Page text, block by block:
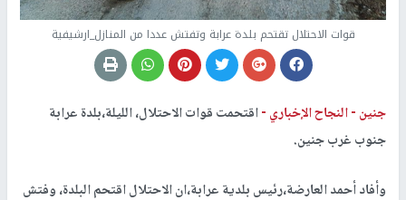
قوات الاحتلال تقتحم بلدة عرابة وتفتش عددا من المنازل_ارشيفية
جنين -النجاح الإخباري -اقتحمت قوات الاحتلال، الليلة،بلدة عرابة
جنوب غرب جنين.
وأفاد أحمد العارضة،رئيس بلدية عرابة،ان الاحتلال اقتحم البلدة، وفتش